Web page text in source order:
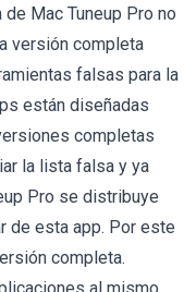
Mac Tuneup Pro no
versión completa
falsas para la
están diseñadas
completas
la lista falsa y ya
Pro se distribuye
de esta app. Por este
completa.